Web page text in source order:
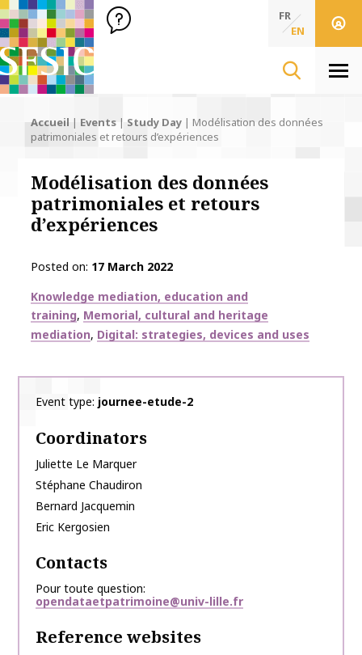
SFSIC Société Française des Sciences de l'Information & de
Société Française des Sciences de
FR
EN
Accueil | Events | Study Day | Modélisation des données
patrimoniales et retours d’expériences
Modélisation des données
patrimoniales et retours
d’expériences
Posted on 17 March 2022
Thématiques
Knowledge mediation, education and
training Memorial, cultural and heritage
mediation Digital: strategies, devices and uses
Event type journee-etude-2
Coordinators
Juliette Le Marquer
Stéphane Chaudiron
Bernard Jacquemin
Eric Kergosien
Contacts
Pour toute question
opendataetpatrimoine@univ-lille.fr
Reference websites